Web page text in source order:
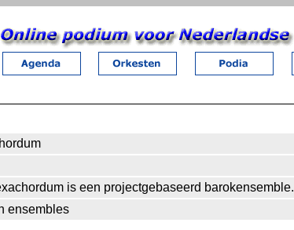
is een projectgebaseerd barokensemble.
ensembles